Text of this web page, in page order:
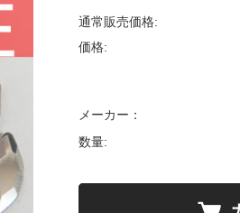
接着剤・リムー
便利グッズ・そ
書籍・レシピ
返品・交換につ
プ制度について
通常販売価格:
価格:
メーカー：
数量: